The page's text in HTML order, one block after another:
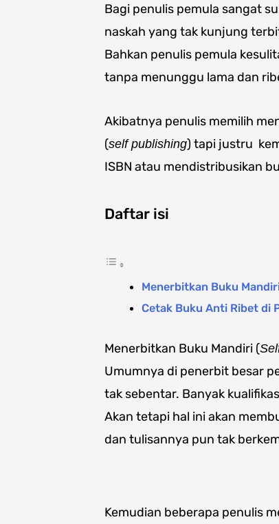
Bagi penulis pemula sangat
naskah yang tak kunjung
Bahkan penulis pemula
tanpa menunggu lama dan
Akibatnya penulis memilih
(self publishing) tapi justru
ISBN atau mendistribusikan
Daftar isi
Menerbitkan Buku
Cetak Buku Anti Ribet di
Menerbitkan Buku Mandiri (
Umumnya di penerbit besar
tak sebentar. Banyak
Akan tetapi hal ini akan
dan tulisannya pun tak
Kemudian beberapa penulis